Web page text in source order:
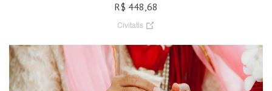
R$ 448,68
Civitatis